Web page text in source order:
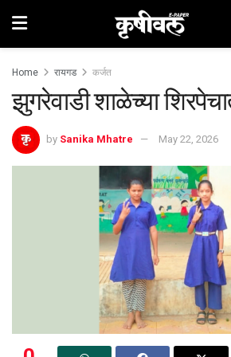
Home रायगड कर्जत
झुगरेवाडी शाळेच्या
by Sanika Mhatre May 22, 2026